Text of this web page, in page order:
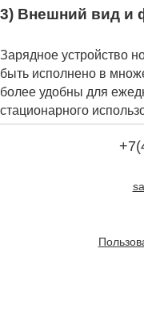
3) Внешний вид и
Зарядное устройство
быть исполнено в
более удобны для
стационарного